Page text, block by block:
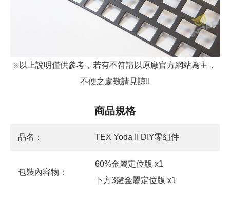
※ 以上說明僅供參考，若有不符請以原廠官方網站為主，
不便之處敬請見諒!!
商品規格
品名： TEX Yoda II DIY零組件
包裝內容物：
60%金屬定位版 x1
下方3鍵金屬定位版 x1